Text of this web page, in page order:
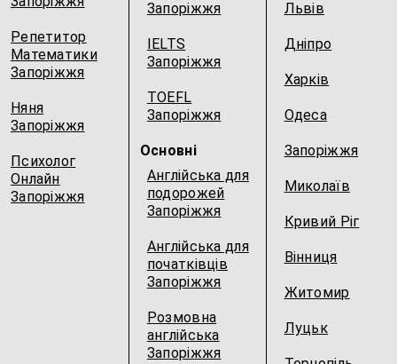
Репетитор
Математики
Запоріжжя
Няня
Запоріжжя
Психолог
Онлайн
Запоріжжя
Запоріжжя
IELTS
Запоріжжя
TOEFL
Запоріжжя
Основні
Англійська для
подорожей
Запоріжжя
Англійська для
початківців
Запоріжжя
Розмовна
англійська
Запоріжжя
Львів
Дніпро
Харків
Одеса
Запоріжжя
Миколаїв
Кривий Ріг
Вінниця
Житомир
Луцьк